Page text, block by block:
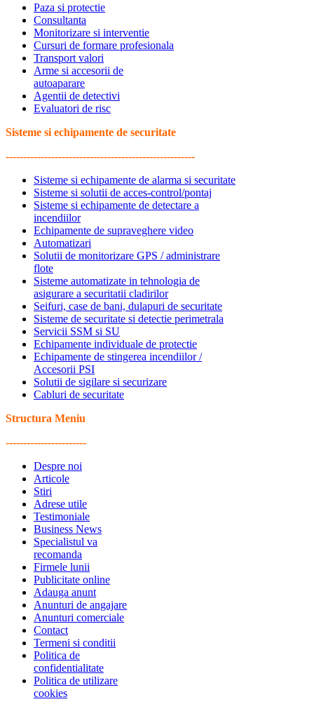
Paza si protectie
Consultanta
Monitorizare si interventie
Cursuri de formare profesionala
Transport valori
Arme si accesorii de
autoaparare
Agentii de detectivi
Evaluatori de risc
Sisteme si echipamente de securitate
------------------------------------------------------
Sisteme si echipamente de alarma si securitate
Sisteme si solutii de acces-control/pontaj
Sisteme si echipamente de detectare a
incendiilor
Echipamente de supraveghere video
Automatizari
Solutii de monitorizare GPS / administrare
flote
Sisteme automatizate in tehnologia de
asigurare a securitatii cladirilor
Seifuri, case de bani, dulapuri de securitate
Sisteme de securitate si detectie perimetrala
Servicii SSM si SU
Echipamente individuale de protectie
Echipamente de stingerea incendiilor /
Accesorii PSI
Solutii de sigilare si securizare
Cabluri de securitate
Structura Meniu
-----------------------
Despre noi
Articole
Stiri
Adrese utile
Testimoniale
Business News
Specialistul va
recomanda
Firmele lunii
Publicitate online
Adauga anunt
Anunturi de angajare
Anunturi comerciale
Contact
Termeni si conditii
Politica de
confidentialitate
Politica de utilizare
cookies